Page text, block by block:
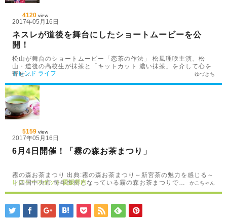
4120 view
2017年05月16日
ネスレが道後を舞台にしたショートムービーを公
開！
松山が舞台のショートムービー「恋茶の作法」 松風理咲主演、松
山・道後の高校生が抹茶と「キットカット 濃い抹茶」を介して心を
寄せ…
トレンド ライフ ゆづきち
5159 view
2017年05月16日
6月4日開催！「霧の森お茶まつり」
霧の森お茶まつり 出典:霧の森お茶まつり～新宮茶の魅力を感じる～
｜四国中央市 毎年恒例となっている霧の森お茶まつりで…
レジャースポット 愛媛県内 かこちゃん